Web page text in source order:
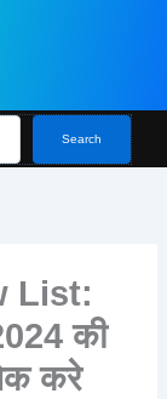
Search
List:
की
करे